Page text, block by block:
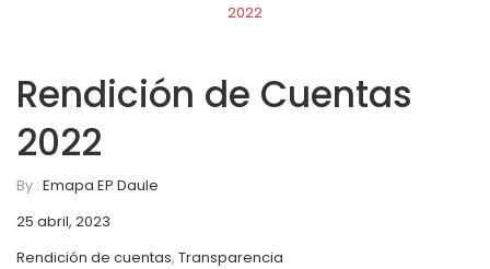
2022
Rendición de Cuentas
2022
By : Emapa EP Daule
25 abril, 2023
Rendición de cuentas, Transparencia